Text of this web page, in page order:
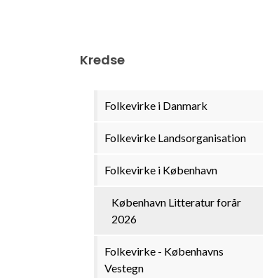
Kredse
Folkevirke i Danmark
Folkevirke Landsorganisation
Folkevirke i København
København Litteratur forår
2026
Folkevirke - Københavns
Vestegn